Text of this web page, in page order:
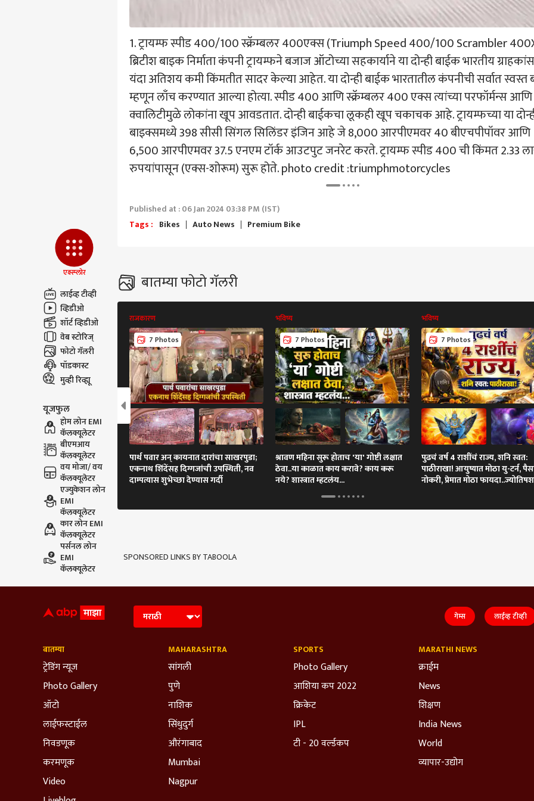
एक्स्प्लोर
लाईव्ह टीव्ही
व्हिडीओ
शॉर्ट व्हिडीओ
वेब स्टोरिज्
फोटो गॅलरी
पॉडकास्ट
मुव्ही रिव्ह्यू
यूजफुल
होम लोन EMI
कॅलक्यूलेटर
बीएमआय
कॅलक्यूलेटर
वय मोजा/ वय
कॅलक्यूलेटर
एज्युकेशन लोन
EMI
कॅलक्यूलेटर
कार लोन EMI
कॅलक्यूलेटर
पर्सनल लोन
EMI
कॅलक्यूलेटर
1. ट्रायम्फ स्पीड 400/100 स्क्रॅम्बलर 400एक्स (Triumph Speed 400/100 Scrambler
ब्रिटीश बाइक निर्माता कंपनी ट्रायम्फने बजाज ऑटोच्या सहकार्याने या दोन्ही बाईक भारतीय
यंदा अतिशय कमी किंमतीत सादर केल्या आहेत. या दोन्ही बाईक भारतातील कंपनीची सर्वात स्वस्त
म्हणून लाँच करण्यात आल्या होत्या. स्पीड 400 आणि स्क्रॅम्बलर 400 एक्स त्यांच्या परफॉर्मन्स आणि
क्वालिटीमुळे लोकांना खूप आवडतात. दोन्ही बाईकचा लूकही खूप चकाचक आहे. ट्रायम्फच्या या
बाइक्समध्ये 398 सीसी सिंगल सिलिंडर इंजिन आहे जे 8,000 आरपीएमवर 40 बीएचपीपॉवर आणि
6,500 आरपीएमवर 37.5 एनएम टॉर्क आउटपुट जनरेट करते. ट्रायम्फ स्पीड 400 ची किंमत 2.33
रुपयांपासून (एक्स-शोरूम) सुरू होते. photo credit :triumphmotorcycles
Published at : 06 Jan 2024 03:38 PM (IST)
Tags : Bikes Auto News Premium Bike
बातम्या फोटो गॅलरी
राजकारण
7 Photos
पार्थ पवार अन् कायनात दारांचा साखरपुडा;
एकनाथ शिंदेंसह दिग्गजांची उपस्थिती, नव
दाम्पत्यास शुभेच्छा देण्यास गर्दी
भविष्य
7 Photos
श्रावण महिना सुरू होताच 'या' गोष्टी लक्षात
ठेवा..या काळात काय करावे? काय करू
नये? शास्त्रात म्हटलंय...
भविष्य
7 Photos
पुढचं वर्ष 4 राशींचं राज्य, शनि स्वत:
पाठीराखा! आयुष्यात मोठा यु-टर्न,
नोकरी, प्रेमात मोठा
SPONSORED LINKS BY TABOOLA
LOGIN
करण्याचे आदेश
पार्थ पवार अन् कायनात
दारांचा साखरपुडा; एकनाथ
शिंदेंसह दिग्गजांची उपस्थिती,
नव दाम्पत्यास शुभेच्छा देण्यास
गर्दी
शेतकऱ्यांच्या कर्जमाफीत NPA
खात्यांसाठी वन टाईम
सेटलमेंटचा पर्याय, सहकार
विभागानं haircut चे टप्पे
समजावून सांगितले
लोको पायलटला ट्रेनसमोर
दिसला 'टायगर';
प्रसंगावधानतेमुळे वाचले प्राण,
हॉर्न ऐकताच वाघोबाने
जंगलात ठोकली धूम
गेम्स लाईव्ह टीव्ही
बातम्या
ट्रेडिंग न्यूज
Photo Gallery
ऑटो
लाईफस्टाईल
निवडणूक
करमणूक
Video
MAHARASHTRA
सांगली
पुणे
नाशिक
सिंधुदुर्ग
औरंगाबाद
Mumbai
Nagpur
SPORTS
Photo Gallery
आशिया कप 2022
क्रिकेट
IPL
टी - 20 वर्ल्डकप
MARATHI NEWS
क्राईम
News
शिक्षण
India News
World
व्यापार-उद्योग